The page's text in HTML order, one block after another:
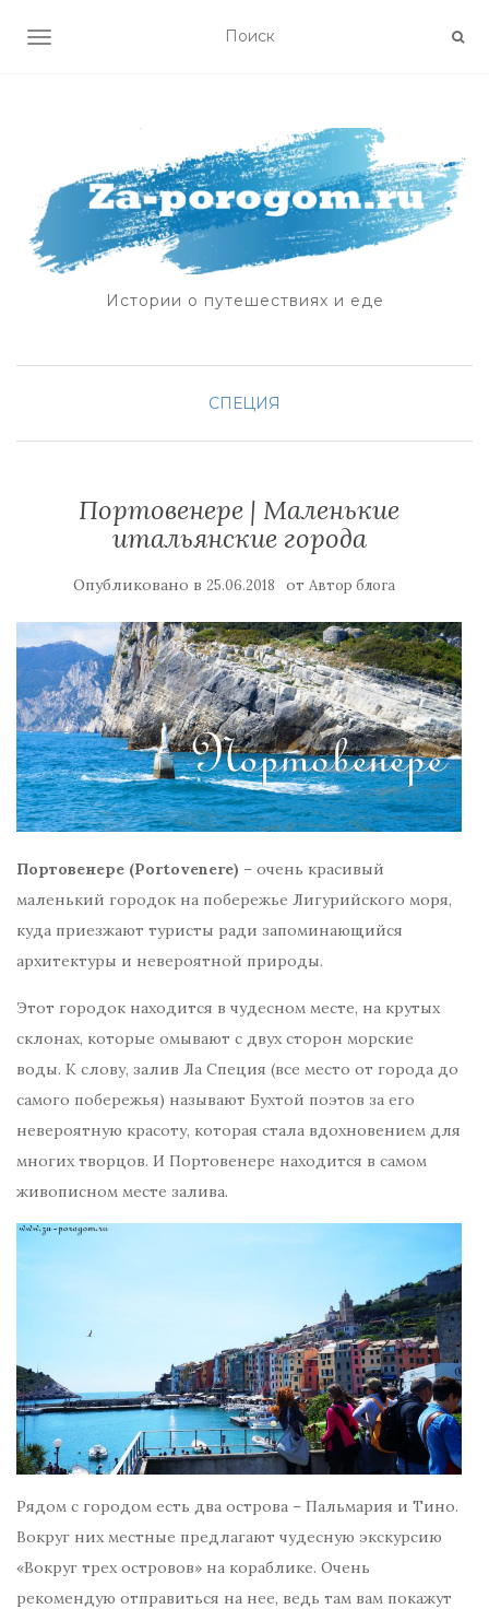
ПОКАЗАТЬ/СКРЫТЬ НАВИГАЦИЮ
Истории о путешествиях и еде
СПЕЦИЯ
Портовенере | Маленькие
итальянские города
Опубликовано в 25.06.2018 от Автор блога
Портовенере (Portovenere) – очень красивый
маленький городок на побережье Лигурийского моря,
куда приезжают туристы ради запоминающийся
архитектуры и невероятной природы.
Этот городок находится в чудесном месте, на крутых
склонах, которые омывают с двух сторон морские
воды. К слову, залив Ла Специя (все место от города до
самого побережья) называют Бухтой поэтов за его
невероятную красоту, которая стала вдохновением для
многих творцов. И Портовенере находится в самом
живописном месте залива.
Рядом с городом есть два острова – Пальмария и Тино.
Вокруг них местные предлагают чудесную экскурсию
«Вокруг трех островов» на кораблике. Очень
рекомендую отправиться на нее, ведь там вам покажут